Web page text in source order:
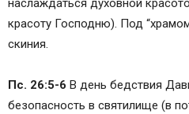
наслаждаться духовной
красоту Господню). Под
скиния.
Пс. 26:5-6 В день бедствия
безопасность в святилище (в